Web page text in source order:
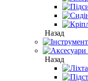
Назад
Назад